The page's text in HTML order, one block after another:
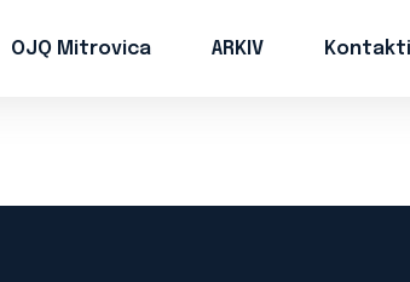
OJQ Mitrovica ARKIV Kontakti